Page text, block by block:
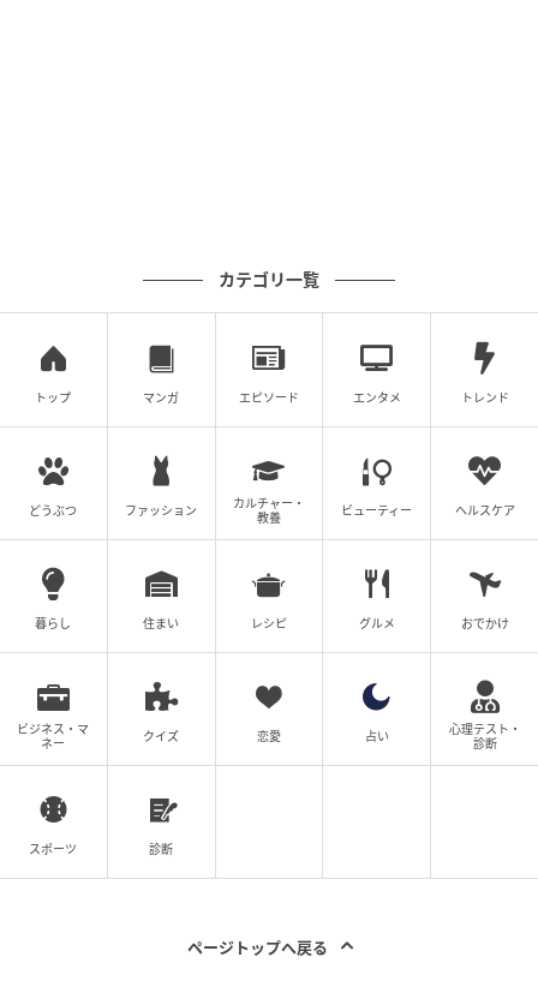
カテゴリ一覧
トップ マンガ エピソード エンタメ トレンド
どうぶつ ファッション
カルチャー・
教養
ビューティー ヘルスケア
暮らし 住まい レシピ グルメ おでかけ
ビジネス・マ
ネー
クイズ 恋愛 占い
心理テスト・
診断
スポーツ 診断
ページトップへ戻る